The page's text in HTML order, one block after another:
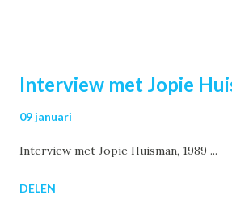
Interview met Jopie
09 januari
Interview met Jopie Huisman, 1989 ...
DELEN